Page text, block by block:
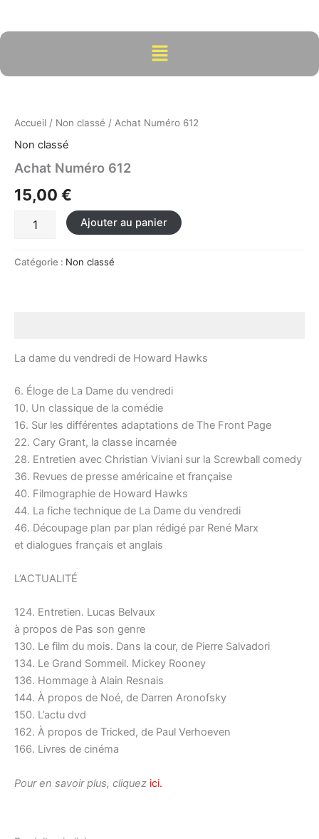
contenu
Menu
Accueil / Non classé / Achat Numéro 612
Non classé
Achat Numéro 612
15,00 €
Numéro
612
Ajouter au panier
Catégorie : Non classé
La dame du vendredi de Howard Hawks
6. Éloge de La Dame du vendredi
10. Un classique de la comédie
16. Sur les différentes adaptations de The Front Page
22. Cary Grant, la classe incarnée
28. Entretien avec Christian Viviani sur la Screwball comedy
36. Revues de presse américaine et française
40. Filmographie de Howard Hawks
44. La fiche technique de La Dame du vendredi
46. Découpage plan par plan rédigé par René Marx
et dialogues français et anglais
L’ACTUALITÉ
124. Entretien. Lucas Belvaux
à propos de Pas son genre
130. Le film du mois. Dans la cour, de Pierre Salvadori
134. Le Grand Sommeil. Mickey Rooney
136. Hommage à Alain Resnais
144. À propos de Noé, de Darren Aronofsky
150. L’actu dvd
162. À propos de Tricked, de Paul Verhoeven
166. Livres de cinéma
Pour en savoir plus, cliquez ici.